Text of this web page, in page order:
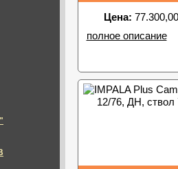
Цена:
полное описание